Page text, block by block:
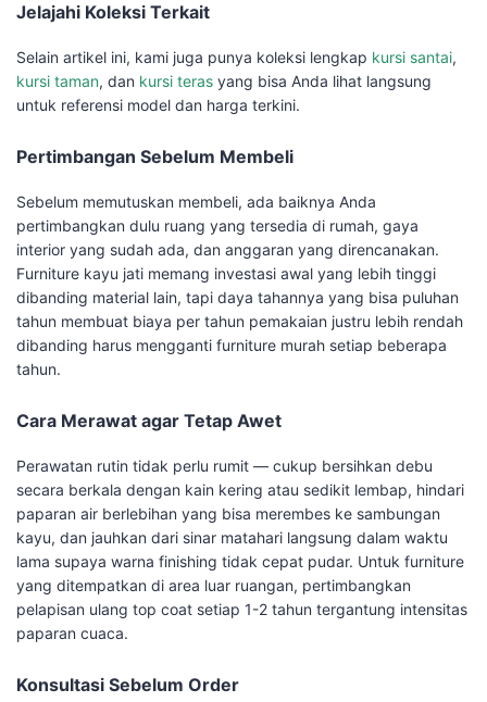
Jelajahi Koleksi Terkait
Selain artikel ini, kami juga punya koleksi lengkap kursi santai,
kursi taman, dan kursi teras yang bisa Anda lihat langsung
untuk referensi model dan harga terkini.
Pertimbangan Sebelum Membeli
Sebelum memutuskan membeli, ada baiknya Anda
pertimbangkan dulu ruang yang tersedia di rumah, gaya
interior yang sudah ada, dan anggaran yang direncanakan.
Furniture kayu jati memang investasi awal yang lebih tinggi
dibanding material lain, tapi daya tahannya yang bisa puluhan
tahun membuat biaya per tahun pemakaian justru lebih rendah
dibanding harus mengganti furniture murah setiap beberapa
tahun.
Cara Merawat agar Tetap Awet
Perawatan rutin tidak perlu rumit — cukup bersihkan debu
secara berkala dengan kain kering atau sedikit lembap, hindari
paparan air berlebihan yang bisa merembes ke sambungan
kayu, dan jauhkan dari sinar matahari langsung dalam waktu
lama supaya warna finishing tidak cepat pudar. Untuk furniture
yang ditempatkan di area luar ruangan, pertimbangkan
pelapisan ulang top coat setiap 1-2 tahun tergantung intensitas
paparan cuaca.
Konsultasi Sebelum Order